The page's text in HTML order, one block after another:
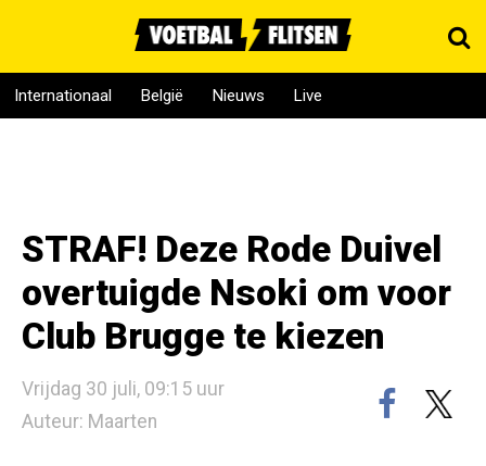
Internationaal België Nieuws Live
STRAF! Deze Rode Duivel
overtuigde Nsoki om voor
Club Brugge te kiezen
Vrijdag 30 juli, 09:15 uur
Auteur: Maarten